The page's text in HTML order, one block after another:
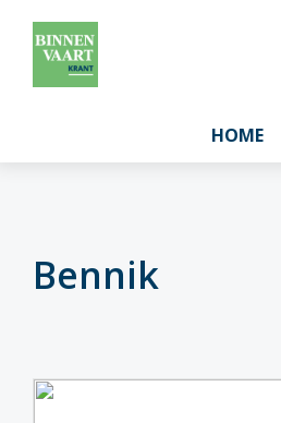
HOME
Bennik